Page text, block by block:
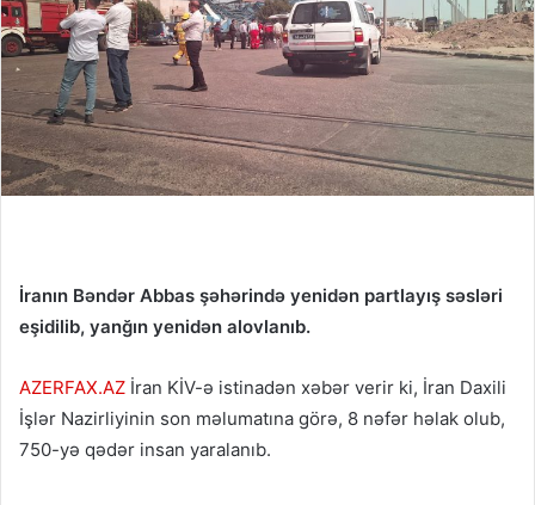
İranın Bəndər Abbas şəhərində yenidən partlayış səsləri
eşidilib, yanğın yenidən alovlanıb.
AZERFAX.AZ İran KİV-ə istinadən xəbər verir ki, İran Daxili
İşlər Nazirliyinin son məlumatına görə, 8 nəfər həlak olub,
750-yə qədər insan yaralanıb.